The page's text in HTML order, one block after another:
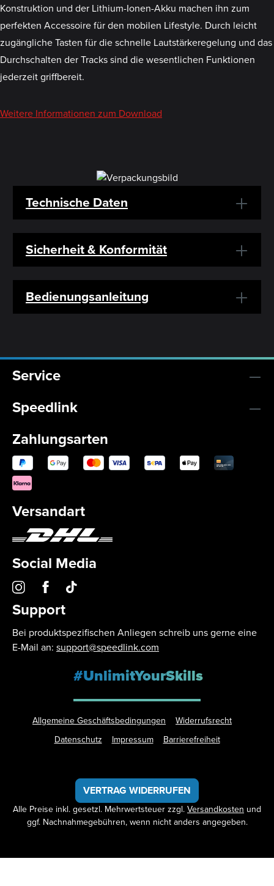
Konstruktion und der Lithium-Ionen-Akku machen ihn zum
perfekten Accessoire für den mobilen Lifestyle. Durch leicht
zugängliche Tasten für die schnelle Lautstärkeregelung und das
Durchschalten der Tracks sind die wesentlichen Funktionen
jederzeit griffbereit.
Weitere Informationen zum Download
Technische Daten
Sicherheit & Konformität
Bedienungsanleitung
Service
Speedlink
Zahlungsarten
Versandart
Social Media
Support
Bei produktspezifischen Anliegen schreib uns gerne eine
E-Mail an: support@speedlink.com
#UnlimitYourSkills
Allgemeine Geschäftsbedingungen
Widerrufsrecht
Datenschutz
Impressum Barrierefreiheit
VERTRAG WIDERRUFEN
Alle Preise inkl. gesetzl. Mehrwertsteuer zzgl.Versandkosten und
ggf. Nachnahmegebühren, wenn nicht anders angegeben.